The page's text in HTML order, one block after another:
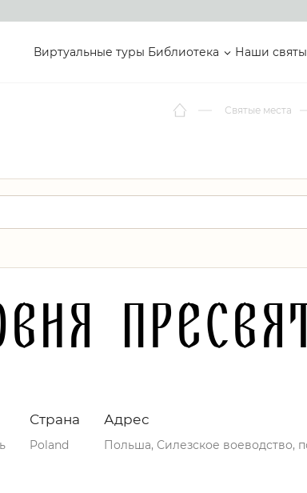
Виртуальные туры Библиотека Наши
Святые места
Страна
Poland
Адрес
Польша, Силезское воеводство,